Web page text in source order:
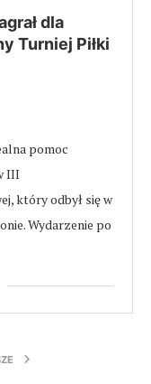
dla
Turniej Piłki
pomoc
III
który odbył się w
Wydarzenie po